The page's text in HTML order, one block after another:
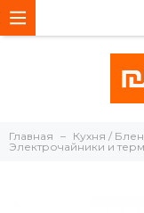
Главная
Кухня /
Электрочайники и